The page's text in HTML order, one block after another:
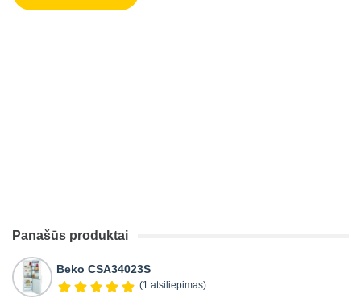
Panašūs produktai
Beko CSA34023S
(1 atsiliepimas)